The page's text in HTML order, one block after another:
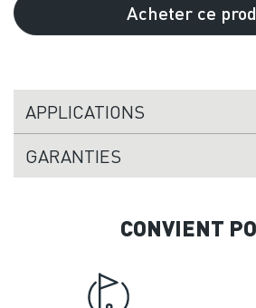
Acheter ce
APPLICATIONS
GARANTIES
CONVIENT